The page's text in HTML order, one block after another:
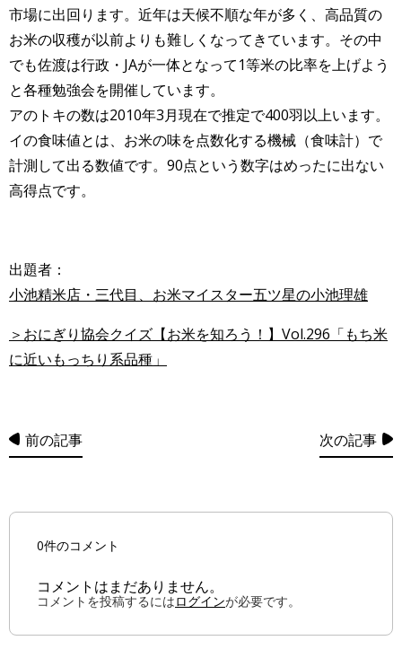
市場に出回ります。近年は天候不順な年が多く、高品質の
お米の収穫が以前よりも難しくなってきています。その中
でも佐渡は行政・JAが一体となって1等米の比率を上げよう
と各種勉強会を開催しています。
アのトキの数は2010年3月現在で推定で400羽以上います。
イの食味値とは、お米の味を点数化する機械（食味計）で
計測して出る数値です。90点という数字はめったに出ない
高得点です。
出題者：
小池精米店・三代目、お米マイスター五ツ星の小池理雄
＞おにぎり協会クイズ【お米を知ろう！】Vol.296「もち米
に近いもっちり系品種」
前の記事 次の記事
0件のコメント
コメントはまだありません。
コメントを投稿するにはログインが必要です。